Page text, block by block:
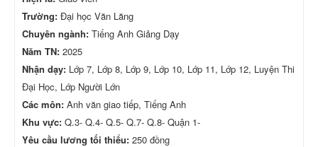
Trường: Đại học Văn Lăng
Chuyên ngành: Tiếng Anh Giảng Dạy
Năm TN: 2025
Nhận dạy: Lớp 7, Lớp 8, Lớp 9, Lớp 10, Lớp 11, Lớp 12, Luyện Thi
Đại Học, Lớp Người Lớn
Các môn: Anh văn giao tiếp, Tiếng Anh
Khu vực: Q.3- Q.4- Q.5- Q.7- Q.8- Quận 1-
Yêu cầu lương tối thiểu: 250 đồng